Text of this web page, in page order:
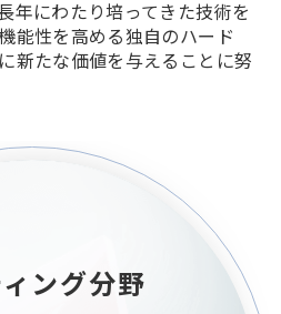
年にわたり培ってきた技術を
能性を高める独自のハード
新たな価値を与えることに努
ング分野